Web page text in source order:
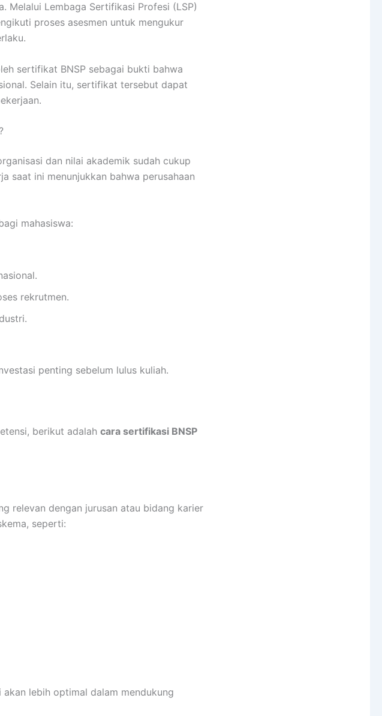
Melalui Lembaga Sertifikasi Profesi (LSP)
proses asesmen untuk mengukur
sertifikat BNSP sebagai bukti bahwa
Selain itu, sertifikat tersebut dapat
dan nilai akademik sudah cukup
saat ini menunjukkan bahwa perusahaan
mahasiswa:
rekrutmen.
penting sebelum lulus kuliah.
berikut adalah cara sertifikasi BNSP
relevan dengan jurusan atau bidang karier
seperti:
lebih optimal dalam mendukung